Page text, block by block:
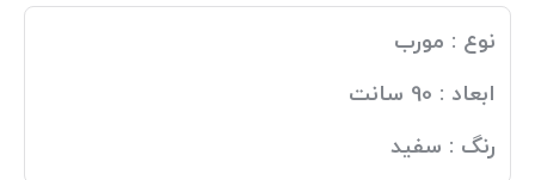
نوع : مورب
ابعاد : 90 سانت
رنگ : سفید